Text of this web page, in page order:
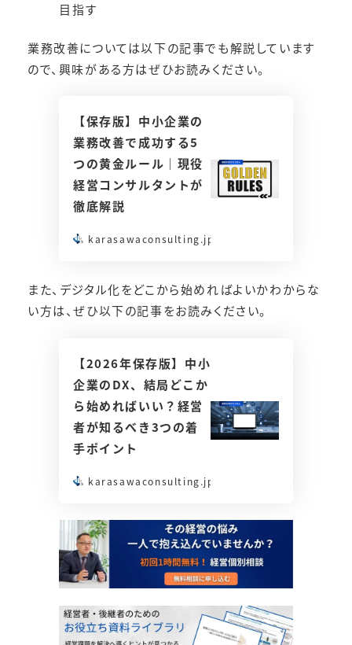
目指す
業務改善については以下の記事でも解説しています
ので、興味がある方はぜひお読みください。
【保存版】中小企業の
業務改善で成功する5
つの黄金ルール｜現役
経営コンサルタントが
徹底解説
karasawaconsulting.jp
また、デジタル化をどこから始めればよいかわからな
い方は、ぜひ以下の記事をお読みください。
【2026年保存版】中小
企業のDX、結局どこか
ら始めればいい？経営
者が知るべき3つの着
手ポイント
karasawaconsulting.jp